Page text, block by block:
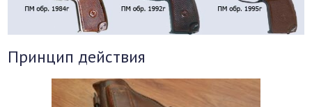
Принцип действия